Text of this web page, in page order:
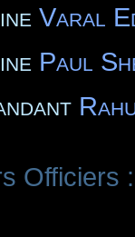
Varal
Paul
Officiers :